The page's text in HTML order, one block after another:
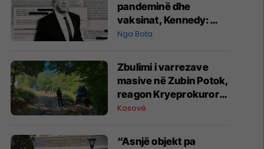
pandeminë dhe
vaksinat, Kennedy:
Izolimi na bëri dëm
Nga Bota
Zbulimi i varrezave
masive në Zubin Potok,
reagon Kryeprokurori i
Shtetit
Kosovë
“Asnjë objekt pa